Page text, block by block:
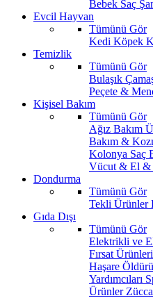
Bebek Saç
Evcil Hayvan
Tümünü Gör
Kedi Köpek
Temizlik
Tümünü Gör
Bulaşık
Peçete &
Kişisel Bakım
Tümünü Gör
Ağız Bakım
Bakım &
Kolonya Saç
Vücut & El &
Dondurma
Tümünü Gör
Tekli Ürünler
Gıda Dışı
Tümünü Gör
Elektrikli ve
Fırsat Ürünleri
Haşare
Yardımcıları
Ürünler